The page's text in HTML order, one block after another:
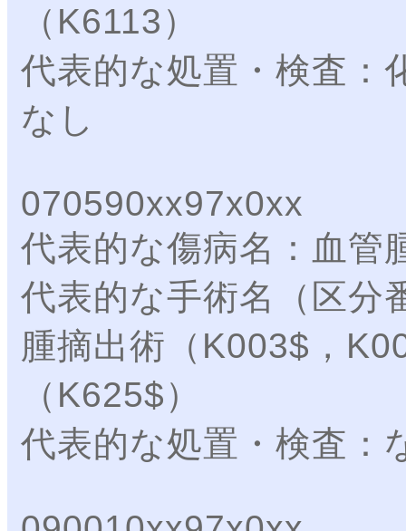
（K6113）
代表的な処置・検査：
なし
070590xx97x0xx
代表的な傷病名：血管
代表的な手術名（区分
腫摘出術（K003$，
（K625$）
代表的な処置・検査：